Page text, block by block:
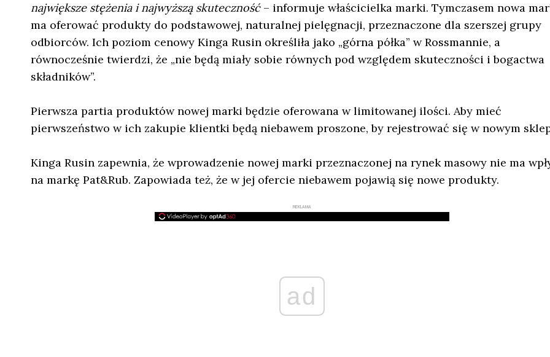
największe stężenia i najwyższą skuteczność – informuje właścicielka marki. Tymczasem nowa
ma oferować produkty do podstawowej, naturalnej pielęgnacji, przeznaczone dla szerszej grupy
odbiorców. Ich poziom cenowy Kinga Rusin określiła jako „górna półka” w Rossmannie, a
równocześnie twierdzi, że „nie będą miały sobie równych pod względem skuteczności i bogactwa
składników”.
Pierwsza partia produktów nowej marki będzie oferowana w limitowanej ilości. Aby mieć
pierwszeństwo w ich zakupie klientki będą niebawem proszone, by rejestrować się w nowym
Kinga Rusin zapewnia, że wprowadzenie nowej marki przeznaczonej na rynek masowy nie ma
na markę Pat&Rub. Zapowiada też, że w jej ofercie niebawem pojawią się nowe produkty.
REKLAMA
ad